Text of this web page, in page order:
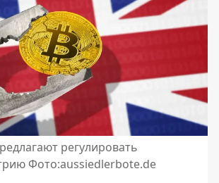
регулировать
Фото:aussiedlerbote.de